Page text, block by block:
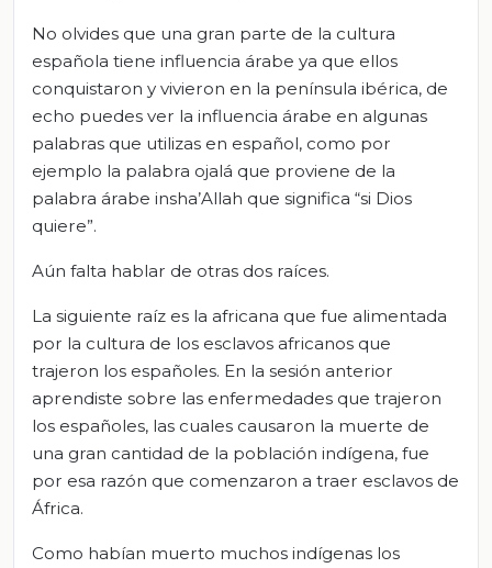
No olvides que una gran parte de la cultura
española tiene influencia árabe ya que ellos
conquistaron y vivieron en la península ibérica, de
echo puedes ver la influencia árabe en algunas
palabras que utilizas en español, como por
ejemplo la palabra ojalá que proviene de la
palabra árabe insha’Allah que significa “si Dios
quiere”.
Aún falta hablar de otras dos raíces.
La siguiente raíz es la africana que fue alimentada
por la cultura de los esclavos africanos que
trajeron los españoles. En la sesión anterior
aprendiste sobre las enfermedades que trajeron
los españoles, las cuales causaron la muerte de
una gran cantidad de la población indígena, fue
por esa razón que comenzaron a traer esclavos de
África.
Como habían muerto muchos indígenas los